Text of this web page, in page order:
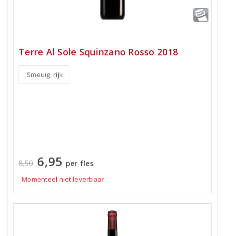
Terre Al Sole Squinzano Rosso 2018
Smeuïg, rijk
8,50 6,95 per fles
Momenteel niet leverbaar